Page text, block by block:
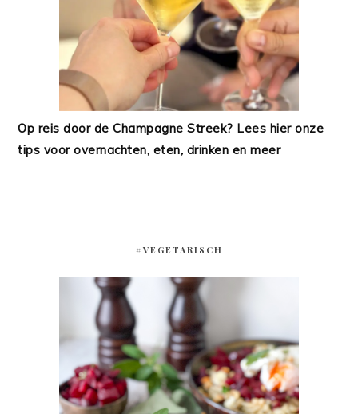
Op reis door de Champagne Streek? Lees hier onze
tips voor overnachten, eten, drinken en meer
#VEGETARISCH